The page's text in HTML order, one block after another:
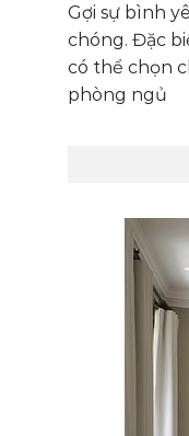
Gợi sự bình
chóng. Đặc
có thể chọn
phòng ngủ
Thiết